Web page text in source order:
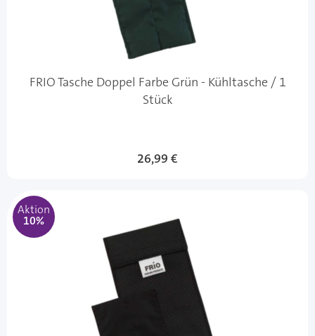
FRIO Tasche Doppel Farbe Grün - Kühltasche / 1
Stück
Sonderangebot
26,99 €
Aktion
10%